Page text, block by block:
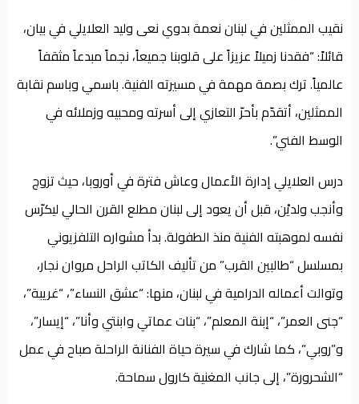
نقيب الممثلين في لبنان نعمة بدوي نعى وليد العلايلي في بيان،
قائلاً: “فقدنا زميلاً عزيزاً على قلوبنا جميعاً، نجماً مبدعاً مثقفاً
عالمياً. ترك بصمة مهمة في مسيرته الفنية. باسمي وباسم نقابة
الممثلين، أتقدّم بأحرّ التعازي إلى أسرته ومحبيه وزملائه في
الوسط الفني”.
درس العلايلي إدارة الأعمال وعاش فترة في أوروبا، حيث تزوج
وأنجب ولديْن، قبل أن يعود إلى لبنان مطلع القرن الحالي ليكرّس
نفسه لموهبته الفنية منذ الطفولة. بدأ مشواره التلفزيوني
بمسلسل “طالبين القرب” من تأليف الكاتب الراحل مروان نجار،
وتوالت أعماله الدرامية في لبنان، منها: “عشق النساء”، “غريبة”،
“جنى العمر”، “إبنة المعلم”، “بنات عماتي وابنتي وأنا”، “إيسار”،
و”روبي”، كما شارك في سيرة حياة الفنانة الراحلة صباح في عمل
“الشحرورة”، إلى جانب المغنية كارول سماحة.